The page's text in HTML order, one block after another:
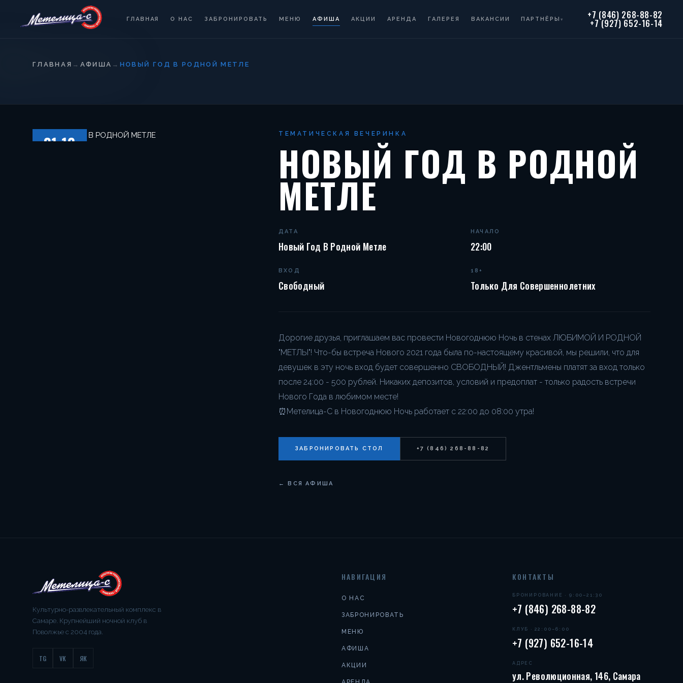
ГЛАВНАЯ О НАС ЗАБРОНИРОВАТЬ МЕНЮ АФИША АКЦИИ АРЕНДА ГАЛЕРЕЯ ВАКАНСИИ ПАРТНЁРЫ▾ +7 (846) 268-88-82
+7 (927) 652-16-14
ГЛАВНАЯ → АФИША → НОВЫЙ ГОД В РОДНОЙ МЕТЛЕ
31.12 ТЕМАТИЧЕСКАЯ ВЕЧЕРИНКА
НОВЫЙ ГОД В РОДНОЙ
МЕТЛЕ
ДАТА
Новый Год В Родной Метле
НАЧАЛО
22:00
ВХОД
Свободный
18+
Только Для Совершеннолетних
Дорогие друзья, приглашаем вас провести Новогоднюю Ночь в стенах ЛЮБИМОЙ И РОДНОЙ
"МЕТЛЫ"! Что-бы встреча Нового 2021 года была по-настоящему красивой, мы решили, что для
девушек в эту ночь вход будет совершенно СВОБОДНЫЙ! Джентльмены платят за вход только
после 24:00 - 500 рублей. Никаких депозитов, условий и предоплат - только радость встречи
Нового Года в любимом месте!
⏰Метелица-С в Новогоднюю Ночь работает с 22:00 до 08:00 утра!
ЗАБРОНИРОВАТЬ СТОЛ +7 (846) 268-88-82
← ВСЯ АФИША
Культурно-развлекательный комплекс в
Самаре. Крупнейший ночной клуб в
Поволжье с 2004 года.
TG VK ЯК
НАВИГАЦИЯ
О НАС
ЗАБРОНИРОВАТЬ
МЕНЮ
АФИША
АКЦИИ
КОНТАКТЫ
БРОНИРОВАНИЕ · 9:00–21:30
+7 (846) 268-88-82
КЛУБ · 22:00–6:00
+7 (927) 652-16-14
АДРЕС
ул. Революционная, 146, Самара